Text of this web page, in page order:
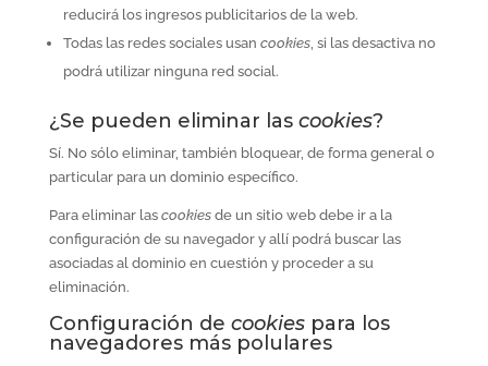
reducirá los ingresos publicitarios de la web.
Todas las redes sociales usan cookies, si las desactiva no
podrá utilizar ninguna red social.
¿Se pueden eliminar las cookies?
Sí. No sólo eliminar, también bloquear, de forma general o
particular para un dominio específico.
Para eliminar las cookiesde un sitio web debe ir a la
configuración de su navegador y allí podrá buscar las
asociadas al dominio en cuestión y proceder a su
eliminación.
Configuración de cookiespara los
navegadores más polulares